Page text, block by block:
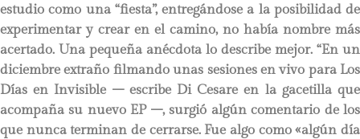
estudio como una “fiesta”, entregándose a la posibilidad de
experimentar y crear en el camino, no había nombre más
acertado. Una pequeña anécdota lo describe mejor. “En un
diciembre extraño filmando unas sesiones en vivo para Los
Días en Invisible – escribe Di Cesare en la gacetilla que
acompaña su nuevo EP –, surgió algún comentario de los
que nunca terminan de cerrarse. Fue algo como «algún día